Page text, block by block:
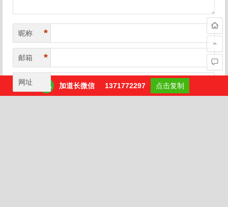
昵称 *
邮箱 *
网址 加道长微信 1371772297 点击复制
加道长微信 1371772297 点击复制